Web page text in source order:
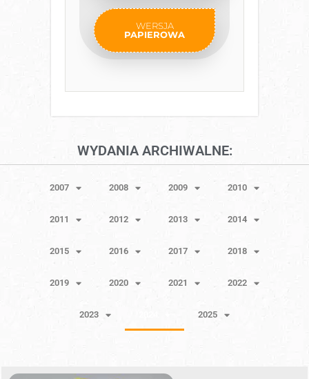
WERSJA
PAPIEROWA
WYDANIA ARCHIWALNE:
2007 2008 2009 2010
2011 2012 2013 2014
2015 2016 2017 2018
2019 2020 2021 2022
2023 2025